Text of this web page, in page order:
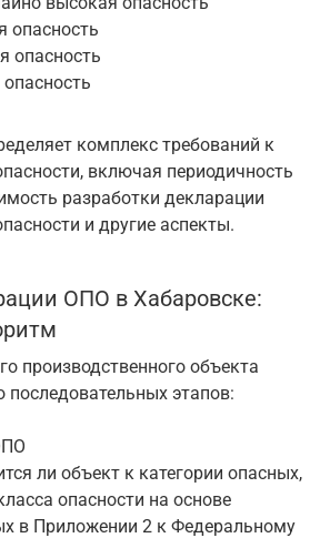
опасность
опасность
комплекс требований к
включая периодичность
разработки декларации
и другие аспекты.
ОПО в Хабаровске:
производственного объекта
последовательных этапов:
ли объект к категории опасных,
опасности на основе
в Приложении 2 к Федеральному